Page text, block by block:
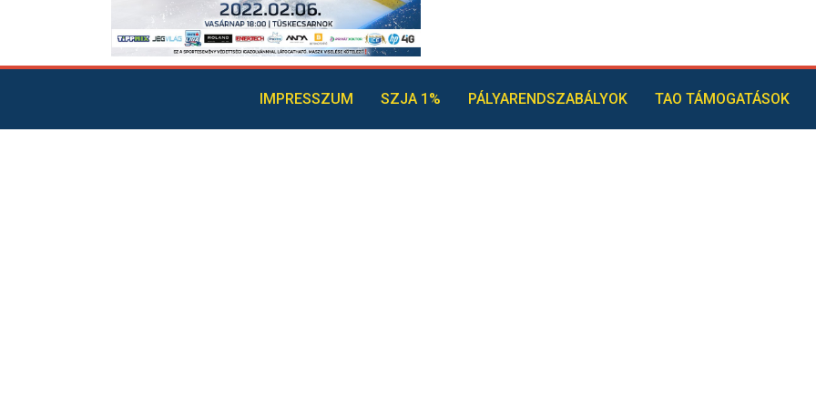
IMPRESSZUM SZJA 1% PÁLYARENDSZABÁLYOK TAO TÁMOGATÁSOK